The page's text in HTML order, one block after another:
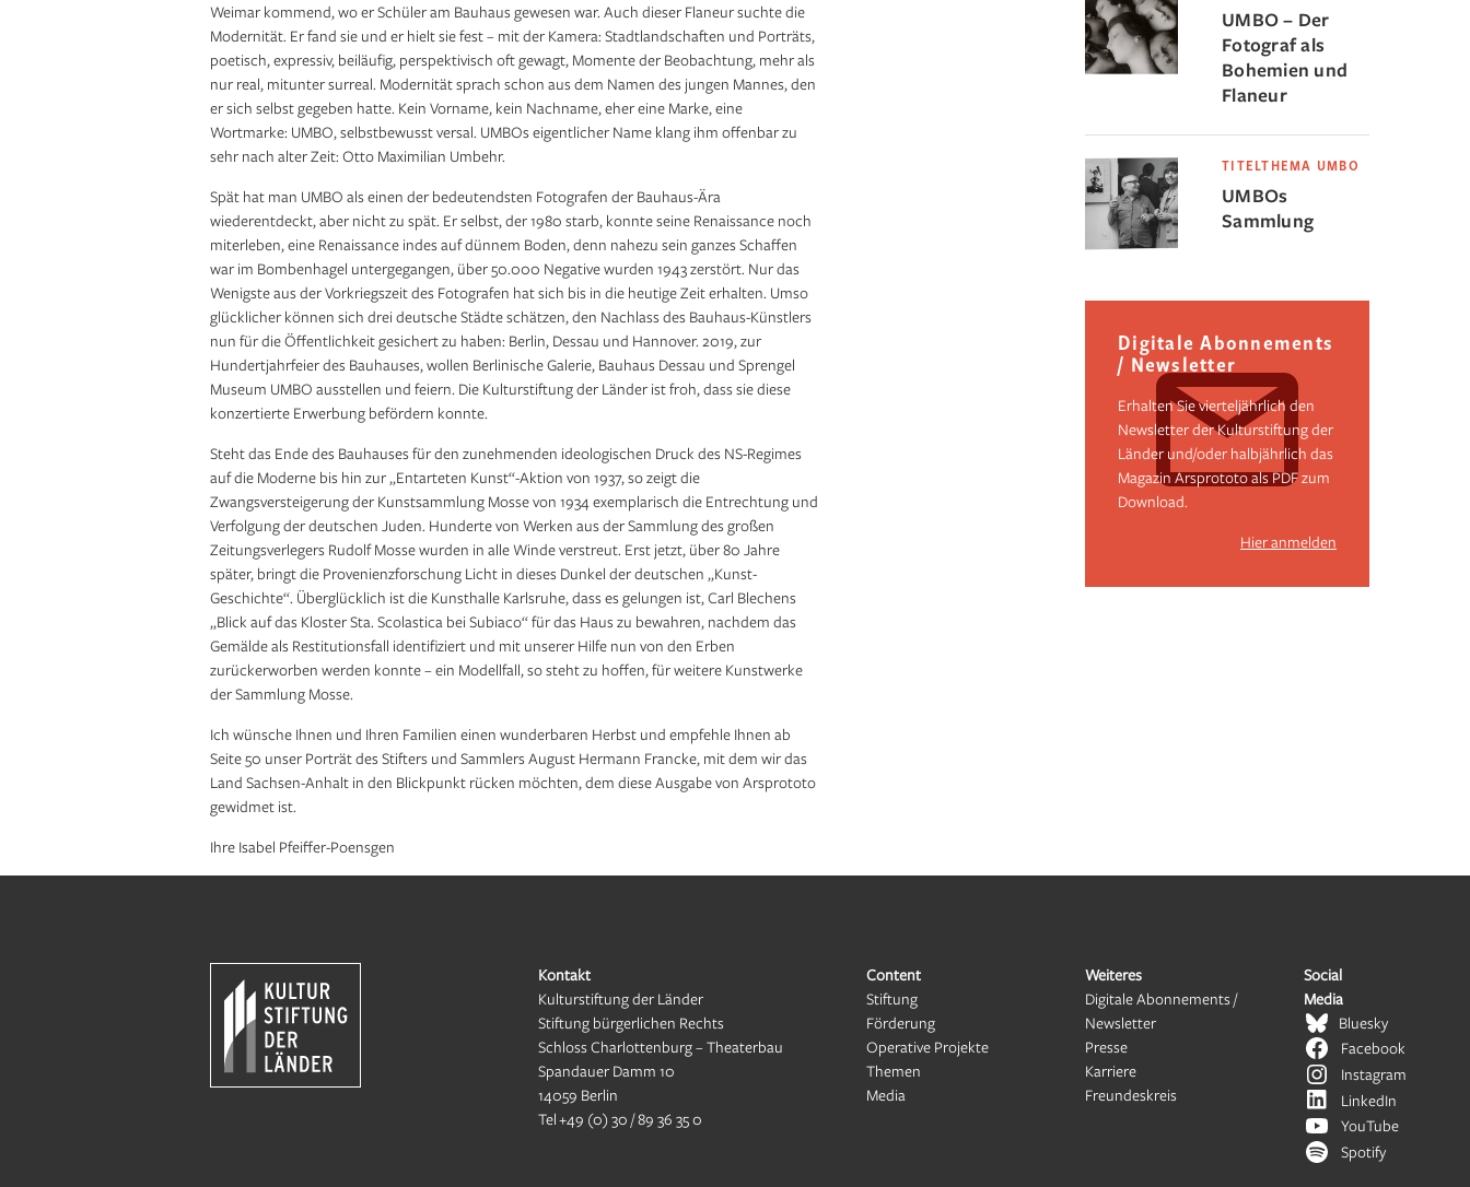
Weimar kommend, wo er Schüler am Bauhaus gewesen war. Auch dieser Flaneur suchte die
Modernität. Er fand sie und er hielt sie fest – mit der Kamera: Stadtlandschaften und Porträts,
poetisch, expressiv, beiläufig, perspektivisch oft gewagt, Momente der Beobachtung, mehr als
nur real, mitunter surreal. Modernität sprach schon aus dem Namen des jungen Mannes, den
er sich selbst gegeben hatte. Kein Vorname, kein Nachname, eher eine Marke, eine
Wortmarke: UMBO, selbstbewusst versal. UMBOs eigentlicher Name klang ihm offenbar zu
sehr nach alter Zeit: Otto Maximilian Umbehr.
Spät hat man UMBO als einen der bedeutendsten Fotografen der Bauhaus-Ära
wiederentdeckt, aber nicht zu spät. Er selbst, der 1980 starb, konnte seine Renaissance noch
miterleben, eine Renaissance indes auf dünnem Boden, denn nahezu sein ganzes Schaffen
war im Bombenhagel untergegangen, über 50.000 Negative wurden 1943 zerstört. Nur das
Wenigste aus der Vorkriegszeit des Fotografen hat sich bis in die heutige Zeit erhalten. Umso
glücklicher können sich drei deutsche Städte schätzen, den Nachlass des Bauhaus-Künstlers
nun für die Öffentlichkeit gesichert zu haben: Berlin, Dessau und Hannover. 2019, zur
Hundertjahrfeier des Bauhauses, wollen Berlinische Galerie, Bauhaus Dessau und Sprengel
Museum UMBO ausstellen und feiern. Die Kulturstiftung der Länder ist froh, dass sie diese
konzertierte Erwerbung befördern konnte.
Steht das Ende des Bauhauses für den zunehmenden ideologischen Druck des NS-Regimes
auf die Moderne bis hin zur „Entarteten Kunst“-Aktion von 1937, so zeigt die
Zwangsversteigerung der Kunstsammlung Mosse von 1934 exemplarisch die Entrechtung und
Verfolgung der deutschen Juden. Hunderte von Werken aus der Sammlung des großen
Zeitungsverlegers Rudolf Mosse wurden in alle Winde verstreut. Erst jetzt, über 80 Jahre
später, bringt die Provenienzforschung Licht in dieses Dunkel der deutschen „Kunst-
Geschichte“. Überglücklich ist die Kunsthalle Karlsruhe, dass es gelungen ist, Carl Blechens
„Blick auf das Kloster Sta. Scolastica bei Subiaco“ für das Haus zu bewahren, nachdem das
Gemälde als Restitutionsfall identifiziert und mit unserer Hilfe nun von den Erben
zurückerworben werden konnte – ein Modellfall, so steht zu hoffen, für weitere Kunstwerke
der Sammlung Mosse.
Ich wünsche Ihnen und Ihren Familien einen wunderbaren Herbst und empfehle Ihnen ab
Seite 50 unser Porträt des Stifters und Sammlers August Hermann Francke, mit dem wir das
Land Sachsen-Anhalt in den Blickpunkt rücken möchten, dem diese Ausgabe von Arsprototo
gewidmet ist.
Ihre Isabel Pfeiffer-Poensgen
UMBO – Der
Fotograf als
Bohemien und
Flaneur
TITELTHEMA UMBO
UMBOs
Sammlung
Digitale Abonnements
/ Newsletter
Erhalten Sie vierteljährlich den
Newsletter der Kulturstiftung der
Länder und/oder halbjährlich das
Magazin Arsprototo als PDF zum
Download.
Hier anmelden
Kontakt
Kulturstiftung der Länder
Stiftung bürgerlichen Rechts
Schloss Charlottenburg – Theaterbau
Spandauer Damm 10
14059 Berlin
Tel+49 (0) 30 / 89 36 35 0
Content
Stiftung
Förderung
Operative Projekte
Themen
Media
Weiteres
Digitale Abonnements /
Newsletter
Presse
Karriere
Freundeskreis
Social
Media
Bluesky
Facebook
Instagram
LinkedIn
YouTube
Spotify